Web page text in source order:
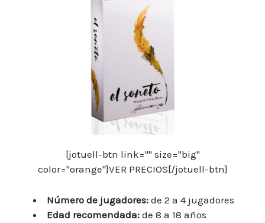
[jotuell-btn link="" size="big"
color="orange"]VER PRECIOS[/jotuell-btn]
Número de jugadores: de 2 a 4 jugadores
Edad recomendada: de 8 a 18 años